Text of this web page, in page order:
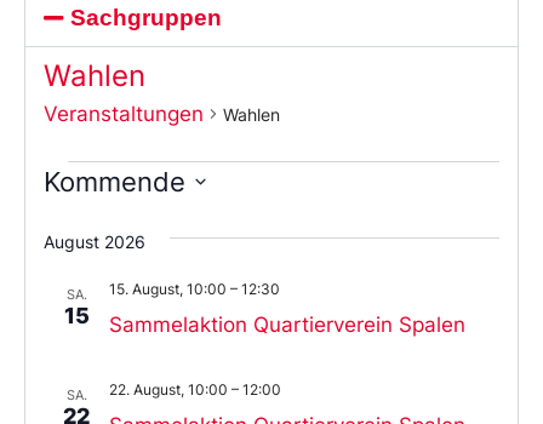
Sachgruppen
Wahlen
Veranstaltungen Wahlen
Kommende
Sie
das
aus.
August 2026
SA.
15 Sammelaktion Quartierverein Spalen
15. August, 10:00 – 12:30
SA.
22
22. August, 10:00 – 12:00